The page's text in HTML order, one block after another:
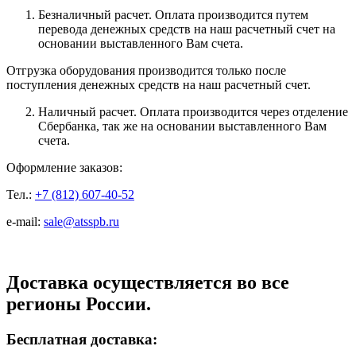
Безналичный расчет. Оплата производится путем
перевода денежных средств на наш расчетный счет на
основании выставленного Вам счета.
Отгрузка оборудования производится только после
поступления денежных средств на наш расчетный счет.
Наличный расчет. Оплата производится через отделение
Сбербанка, так же на основании выставленного Вам
счета.
Оформление заказов:
Тел.: +7 (812) 607-40-52
e-mail: sale@atsspb.ru
Доставка осуществляется во все
регионы России.
Бесплатная доставка: